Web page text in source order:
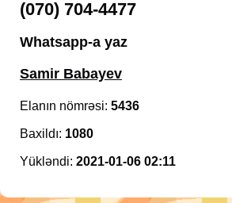
(070) 704-4477
Whatsapp-a yaz
Samir Babayev
Elanın nömrəsi: 5436
Baxildı: 1080
Yükləndi: 2021-01-06 02:11